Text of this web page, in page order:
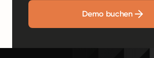
Demo buchen